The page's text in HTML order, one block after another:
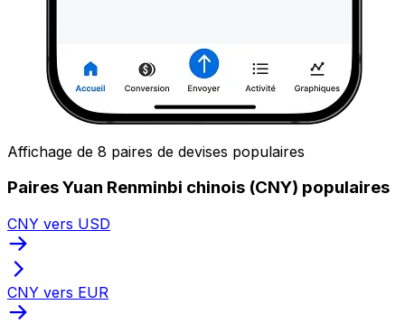
Affichage de 8 paires de devises populaires
Paires Yuan Renminbi chinois (CNY) populaires
CNY vers USD
CNY vers EUR